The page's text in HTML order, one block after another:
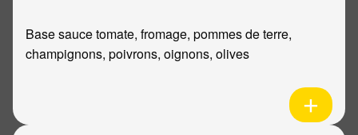
Base sauce tomate, fromage, pommes de terre,
champignons, poivrons, oignons, olives